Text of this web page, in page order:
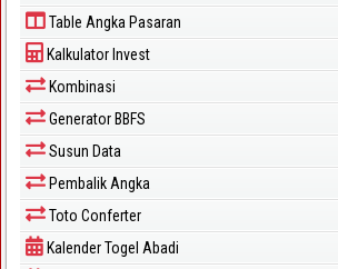
Table Angka Pasaran
Kalkulator Invest
Kombinasi
Generator BBFS
Susun Data
Pembalik Angka
Toto Conferter
Kalender Togel Abadi